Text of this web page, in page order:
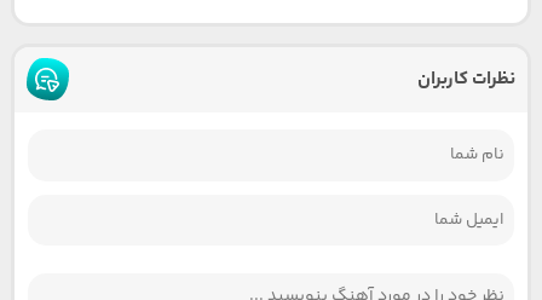
نظرات کاربران